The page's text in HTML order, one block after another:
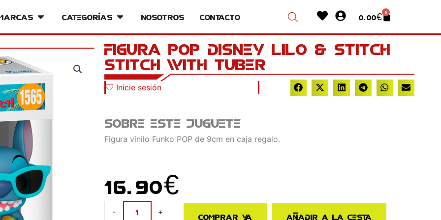
Open MarcasCategorías Open Categorías
Nosotros Contacto HeartUser-
circle
0.00€ 0
Cart
Figura POP Disney Lilo & Stitch –
Stitch with Tuber
Inicie sesión
Sobre este juguete
Figura vinilo Funko POP de 9cm en caja regalo.
16.90€
- + Comprar ya Añadir a la cesta